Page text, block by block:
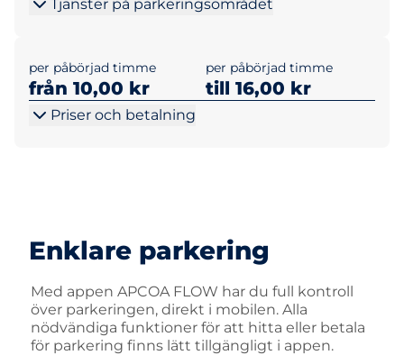
Tjänster på parkeringsområdet
per påbörjad timme
från 10,00 kr
per påbörjad timme
till 16,00 kr
Priser och betalning
Enklare parkering
Med appen APCOA FLOW har du full kontroll
över parkeringen, direkt i mobilen. Alla
nödvändiga funktioner för att hitta eller betala
för parkering finns lätt tillgängligt i appen.